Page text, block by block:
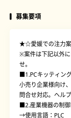
募集要項
★☆愛媛での注力案
※案件は下記以外
せ。
■1.PCキッティン
小売り企業様向け
問合せ対応。ヘル
■2.産業機器の制
→使用言語：PLC